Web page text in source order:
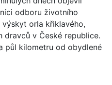
odboru životního
orla křiklavého,
dravců v České republice.
půl kilometru od obydlené